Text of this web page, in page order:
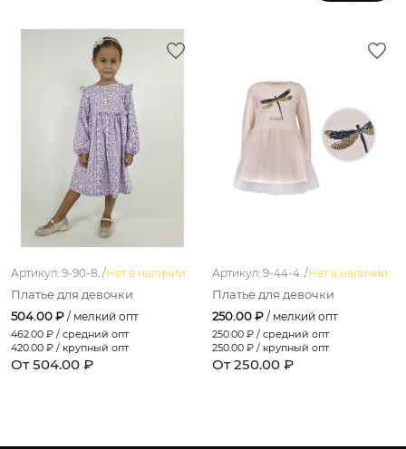
Артикул: 9-90-8. /Нет в наличии
Платье для девочки
504.00 ₽ / мелкий опт
462.00 ₽ / средний опт
420.00 ₽ / крупный опт
От 504.00 ₽
Артикул: 9-44-4. /Нет в наличии
Платье для девочки
250.00 ₽ / мелкий опт
250.00 ₽ / средний опт
250.00 ₽ / крупный опт
От 250.00 ₽